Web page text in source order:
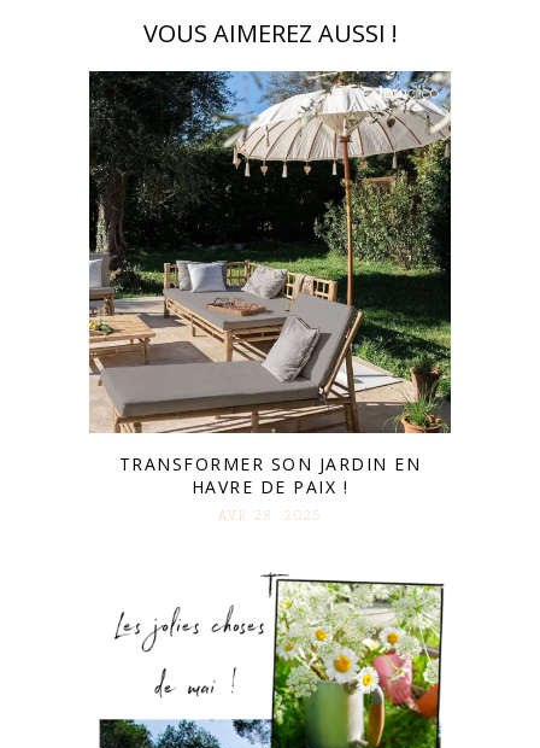
VOUS AIMEREZ AUSSI !
TRANSFORMER SON JARDIN EN
HAVRE DE PAIX !
AVR 28. 2025